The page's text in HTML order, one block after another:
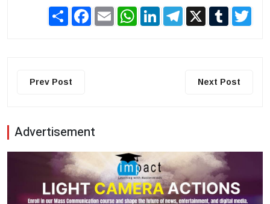
Share Facebook
Email WhatsAppLinkedInTelegram
X Tumblr
Prev Post Next Post
Advertisement